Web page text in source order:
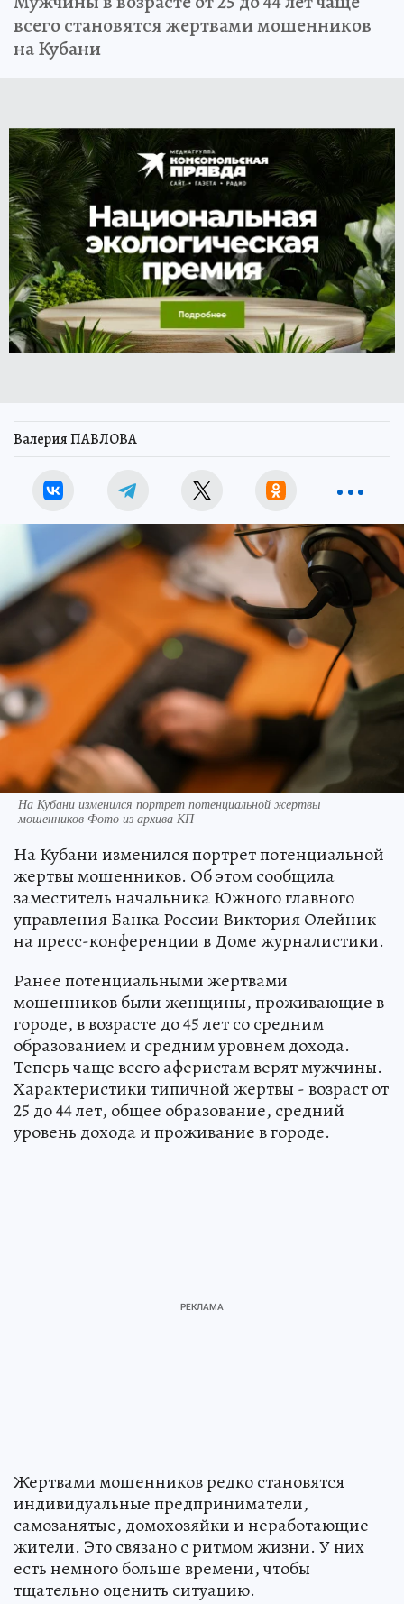
всего становятся жертвами мошенников
на Кубани
Валерия ПАВЛОВА
На Кубани изменился портрет потенциальной жертвы
мошенников Фото из архива КП
На Кубани изменился портрет потенциальной
жертвы мошенников. Об этом сообщила
заместитель начальника Южного главного
управления Банка России Виктория Олейник
на пресс-конференции в Доме журналистики.
Ранее потенциальными жертвами
мошенников были женщины, проживающие в
городе, в возрасте до 45 лет со средним
образованием и средним уровнем дохода.
Теперь чаще всего аферистам верят мужчины.
Характеристики типичной жертвы - возраст от
25 до 44 лет, общее образование, средний
уровень дохода и проживание в городе.
Жертвами мошенников редко становятся
индивидуальные предприниматели,
самозанятые, домохозяйки и неработающие
жители. Это связано с ритмом жизни. У них
есть немного больше времени, чтобы
тщательно оценить ситуацию.